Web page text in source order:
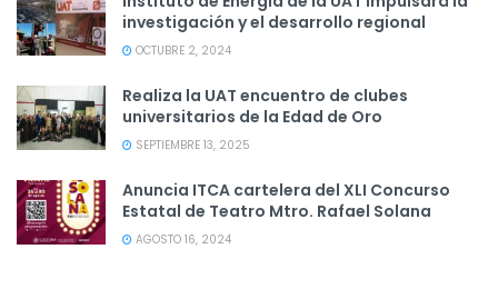
investigación y el desarrollo regional
OCTUBRE 2, 2024
Realiza la UAT encuentro de clubes
universitarios de la Edad de Oro
SEPTIEMBRE 13, 2025
Anuncia ITCA cartelera del XLI Concurso
Estatal de Teatro Mtro. Rafael Solana
AGOSTO 16, 2024